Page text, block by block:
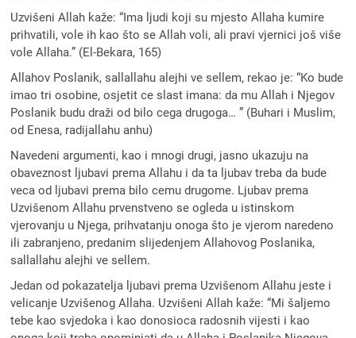
Uzvišeni Allah kaže: “Ima ljudi koji su mjesto Allaha kumire
prihvatili, vole ih kao što se Allah voli, ali pravi vjernici još više
vole Allaha.” (El-Bekara, 165)
Allahov Poslanik, sallallahu alejhi ve sellem, rekao je: “Ko bude
imao tri osobine, osjetit ce slast imana: da mu Allah i Njegov
Poslanik budu draži od bilo cega drugoga… ” (Buhari i Muslim,
od Enesa, radijallahu anhu)
Navedeni argumenti, kao i mnogi drugi, jasno ukazuju na
obaveznost ljubavi prema Allahu i da ta ljubav treba da bude
veca od ljubavi prema bilo cemu drugome. Ljubav prema
Uzvišenom Allahu prvenstveno se ogleda u istinskom
vjerovanju u Njega, prihvatanju onoga što je vjerom naredeno
ili zabranjeno, predanim slijedenjem Allahovog Poslanika,
sallallahu alejhi ve sellem.
Jedan od pokazatelja ljubavi prema Uzvišenom Allahu jeste i
velicanje Uzvišenog Allaha. Uzvišeni Allah kaže: “Mi šaljemo
tebe kao svjedoka i kao donosioca radosnih vijesti i kao